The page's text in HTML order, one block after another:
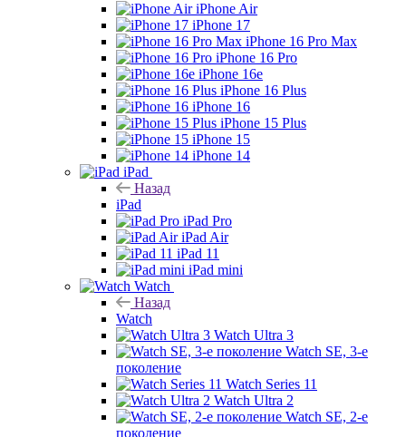
iPhone Air
iPhone 17
iPhone 16 Pro Max
iPhone 16 Pro
iPhone 16e
iPhone 16 Plus
iPhone 16
iPhone 15 Plus
iPhone 15
iPhone 14
iPad
Назад
iPad
iPad Pro
iPad Air
iPad 11
iPad mini
Watch
Назад
Watch
Watch Ultra 3
Watch SE, 3-е
поколение
Watch Series 11
Watch Ultra 2
Watch SE, 2-е
поколение